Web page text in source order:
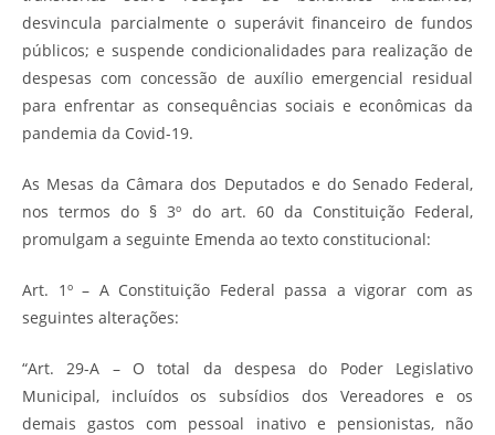
desvincula parcialmente o superávit financeiro de fundos
públicos; e suspende condicionalidades para realização de
despesas com concessão de auxílio emergencial residual
para enfrentar as consequências sociais e econômicas da
pandemia da Covid-19.
As Mesas da Câmara dos Deputados e do Senado Federal,
nos termos do § 3º do art. 60 da Constituição Federal,
promulgam a seguinte Emenda ao texto constitucional:
Art. 1º – A Constituição Federal passa a vigorar com as
seguintes alterações:
“Art. 29-A – O total da despesa do Poder Legislativo
Municipal, incluídos os subsídios dos Vereadores e os
demais gastos com pessoal inativo e pensionistas, não